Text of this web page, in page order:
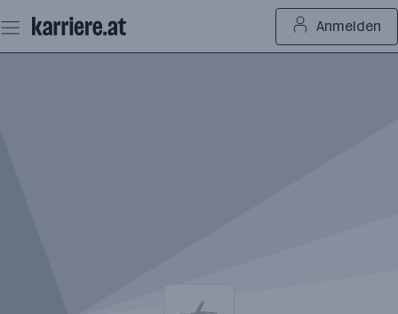
Seiteninhalt
springen
Anmelden